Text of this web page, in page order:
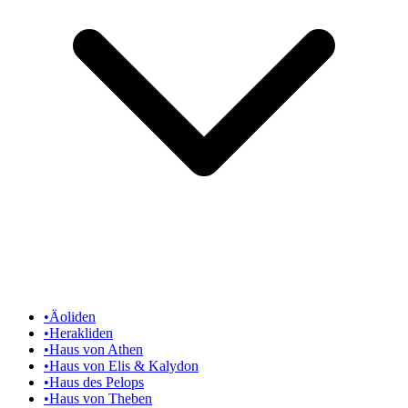
•Äoliden
•Herakliden
•Haus von Athen
•Haus von Elis & Kalydon
•Haus des Pelops
•Haus von Theben